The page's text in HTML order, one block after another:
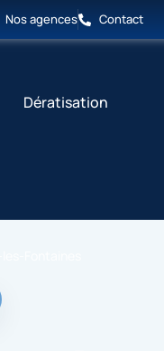
Nos agences Contact
Dératisation